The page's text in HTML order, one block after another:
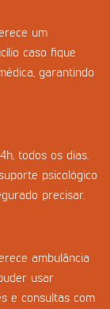
um
caso fique
garantindo
todos os dias.
psicológico
precisar.
ambulância
usar
e consultas com